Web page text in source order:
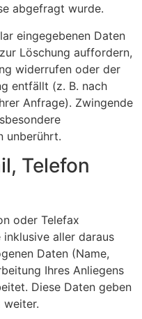
abgefragt wurde.
eingegebenen Daten
Löschung auffordern,
widerrufen oder der
entfällt (z. B. nach
Anfrage). Zwingende
unberührt.
Telefon
oder Telefax
aller daraus
Daten (Name,
Ihres Anliegens
Diese Daten geben
weiter.